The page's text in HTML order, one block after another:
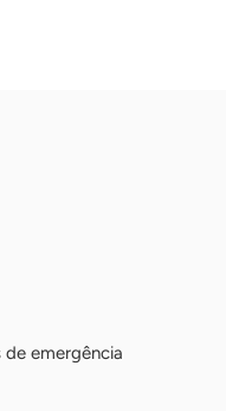
emergência